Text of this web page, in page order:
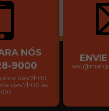
NÓS
9000
das 7h00
das 7h00 às